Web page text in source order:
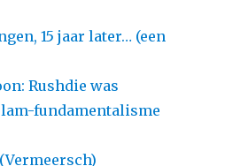
15 jaar later… (een
Rushdie was
fundamentalisme